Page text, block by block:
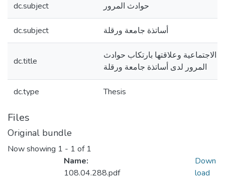
dc.subject حوادث المرور
dc.subject أساتذة جامعة ورقلة
dc.title
الاجتماعية وعلاقتها بارتكاب حوادث
المرور لدى أساتذة جامعة ورقلة
dc.type Thesis
Files
Original bundle
Now showing 1 - 1 of 1
Name:
108.04.288.pdf
Down
load